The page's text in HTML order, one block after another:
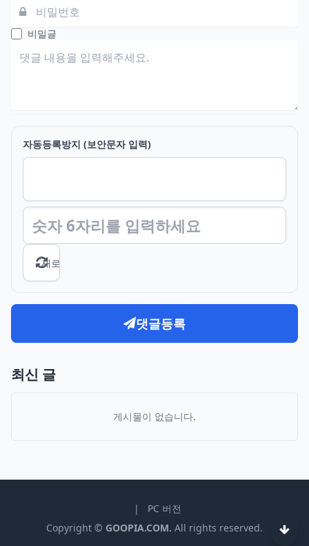
비밀글
자동등록방지 (보안문자 입력)
새로고침
댓글등록
최신 글
게시물이 없습니다.
|
PC 버전
Copyright © GOOPIA.COM. All rights reserved. 하